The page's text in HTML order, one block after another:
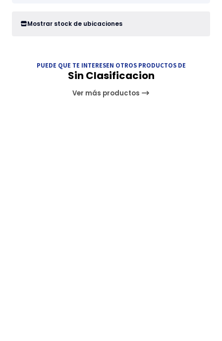
Mostrar stock de ubicaciones
PUEDE QUE TE INTERESEN OTROS PRODUCTOS DE
Sin Clasificacion
Ver más productos